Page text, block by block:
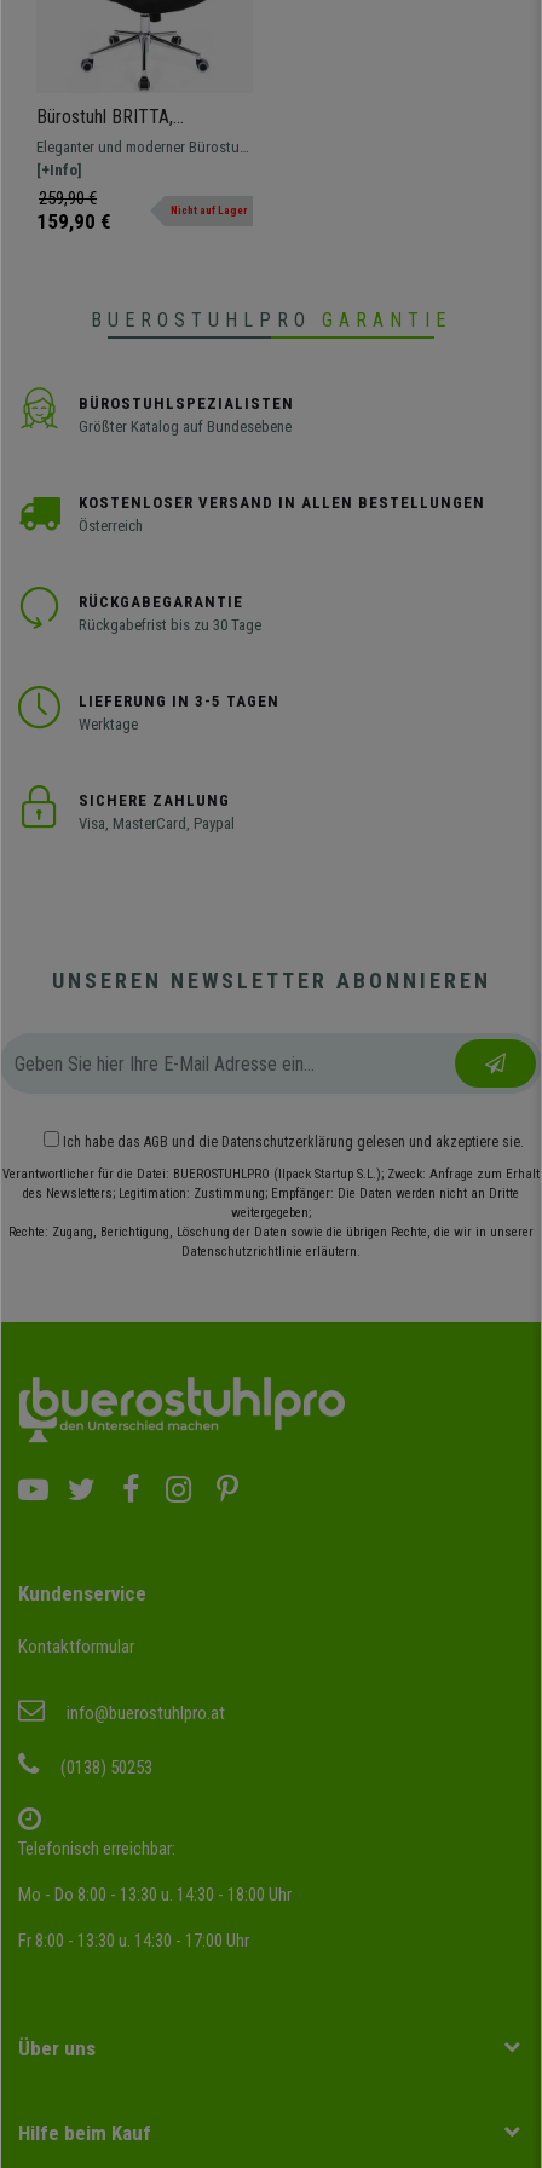
Bürostuhl BRITTA,
auffälliges Design,
atmungsaktives Netz und
Stoffbezug, Farbe Schwarz
Eleganter und moderner Bürostuhl
mit atmungsaktivem Netzbezug.
Komfort und Widerstand für Ihren
Alltag zu einem unglaublichen
[+Info]
259,90 €
159,90 € Nicht auf Lager
BUEROSTUHLPRO GARANTIE
BÜROSTUHLSPEZIALISTEN
Größter Katalog auf Bundesebene
KOSTENLOSER VERSAND IN ALLEN BESTELLUNGEN
Österreich
RÜCKGABEGARANTIE
Rückgabefrist bis zu 30 Tage
LIEFERUNG IN 3-5 TAGEN
Werktage
SICHERE ZAHLUNG
Visa, MasterCard, Paypal
UNSEREN NEWSLETTER ABONNIEREN
Ich habe das AGB und die Datenschutzerklärung gelesen und akzeptiere sie.
Verantwortlicher für die Datei: BUEROSTUHLPRO (Ilpack Startup S.L.); Zweck: Anfrage zum Erhalt
des Newsletters; Legitimation: Zustimmung; Empfänger: Die Daten werden nicht an Dritte
weitergegeben;
Rechte: Zugang, Berichtigung, Löschung der Daten sowie die übrigen Rechte, die wir in unserer
Datenschutzrichtlinie erläutern.
Kundenservice
Kontaktformular
info@buerostuhlpro.at
(0138) 50253
Telefonisch erreichbar:
Mo - Do 8:00 - 13:30 u. 14:30 - 18:00 Uhr
Fr 8:00 - 13:30 u. 14:30 - 17:00 Uhr
Über uns
Hilfe beim Kauf